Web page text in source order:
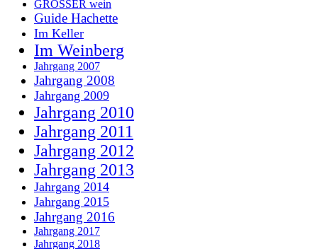
GROSSER wein
Guide Hachette
Im Keller
Im Weinberg
Jahrgang 2007
Jahrgang 2008
Jahrgang 2009
Jahrgang 2010
Jahrgang 2011
Jahrgang 2012
Jahrgang 2013
Jahrgang 2014
Jahrgang 2015
Jahrgang 2016
Jahrgang 2017
Jahrgang 2018